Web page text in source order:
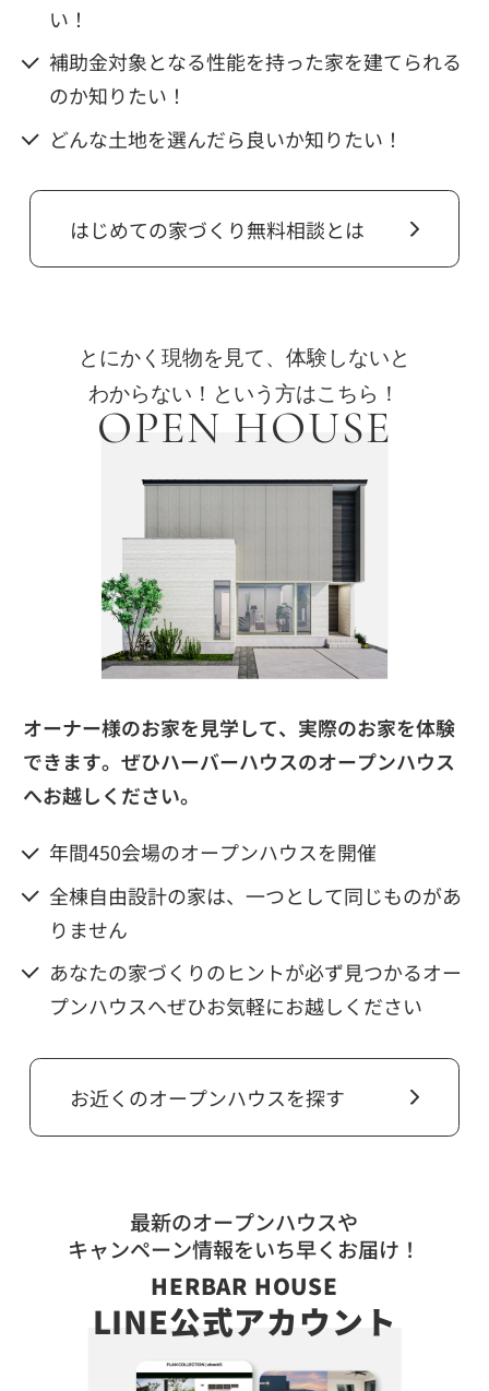
い！
補助金対象となる性能を持った家を建てられる
のか知りたい！
どんな土地を選んだら良いか知りたい！
はじめての家づくり無料相談とは
OPEN HOUSE
オーナー様のお家を見学して、実際のお家を体験
できます。 ぜひハーバーハウスのオープンハウス
へお越しください。
年間450会場のオープンハウスを開催
全棟自由設計の家は、一つとして同じものがあ
りません
あなたの家づくりのヒントが必ず見つかるオー
プンハウスへぜひお気軽にお越しください
お近くのオープンハウスを探す
HERBAR HOUSE
LINE公式アカウント